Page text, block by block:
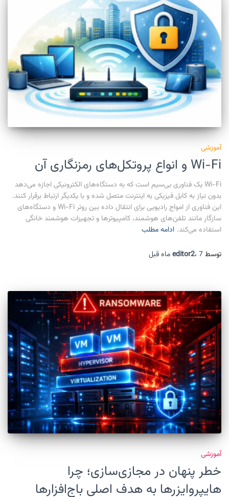
آموزشی
Wi-Fi و انواع پروتکل‌های رمزنگاری آن
Wi-Fi یک فناوری بی‌سیم است که به دستگاه‌های الکترونیکی اجازه می‌دهد
بدون نیاز به کابل فیزیکی به اینترنت متصل شده و با یکدیگر ارتباط برقرار کنند.
این فناوری از امواج رادیویی برای انتقال داده بین روتر Wi-Fi و دستگاه‌های
سازگار مانند تلفن‌های هوشمند، کامپیوترها و تجهیزات هوشمند خانگی
استفاده می‌کند. ادامه مطلب
توسط editor2، 7 ماه قبل
آموزشی
خطر پنهان در مجازی‌سازی؛ چرا
هایپروایزرها به هدف اصلی باج‌افزارها